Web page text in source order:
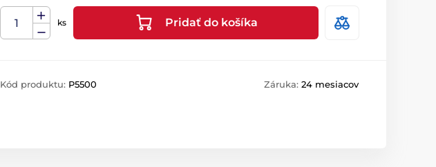
ks Pridať do košíka
Kód produktu: P5500 Záruka: 24 mesiacov